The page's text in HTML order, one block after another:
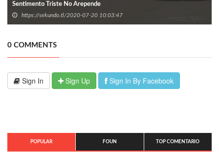
Sentimento Triste No Arepende
https://sekundo.tl/2020-07-20 10:03:47
0 COMMENTS
Sign In Sign Up Sign In By Facebook
POPULAR FOUN TOP COMENTARIO